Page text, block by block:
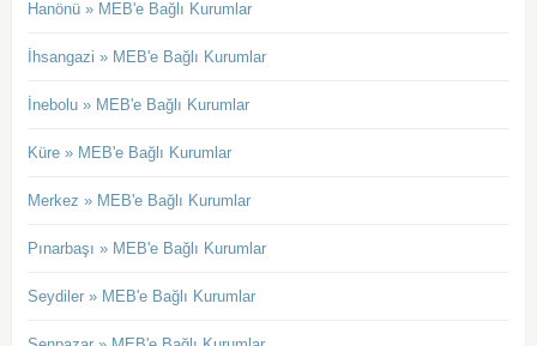
Hanönü » MEB'e Bağlı Kurumlar
İhsangazi » MEB'e Bağlı Kurumlar
İnebolu » MEB'e Bağlı Kurumlar
Küre » MEB'e Bağlı Kurumlar
Merkez » MEB'e Bağlı Kurumlar
Pınarbaşı » MEB'e Bağlı Kurumlar
Seydiler » MEB'e Bağlı Kurumlar